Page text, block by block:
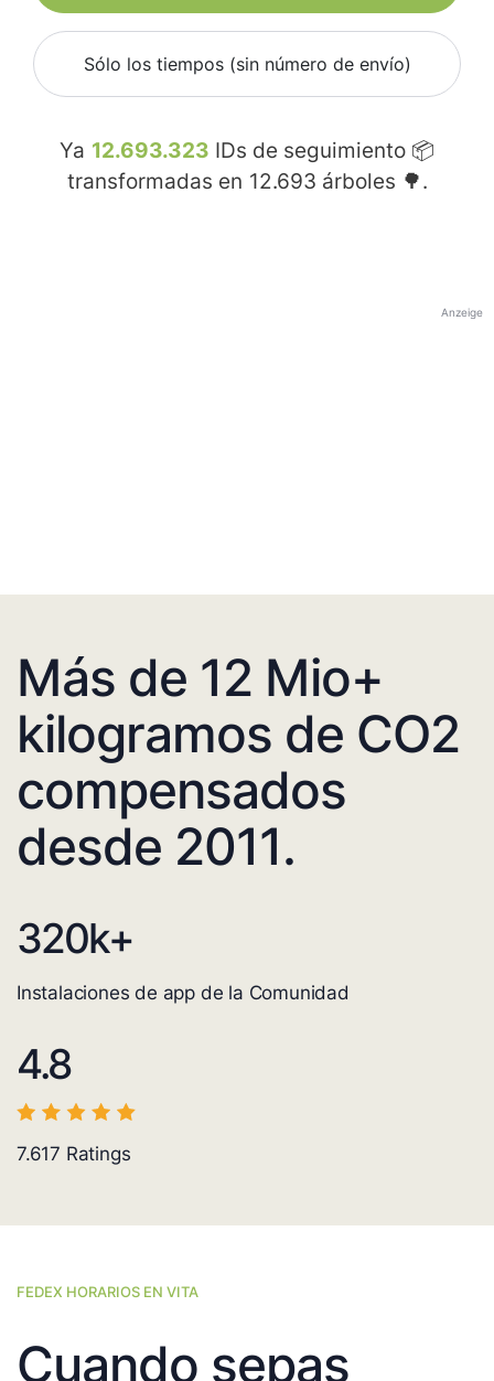
Sólo los tiempos (sin número de envío)
Ya 12.693.323 IDs de seguimiento 📦
transformadas en 12.693 árboles 🌳.
Anzeige
Más de 12 Mio+
kilogramos de CO2
compensados
desde 2011.
320k+
Instalaciones de app de la Comunidad
4.8
7.617 Ratings
FEDEX HORARIOS EN VITA
Cuando sepas